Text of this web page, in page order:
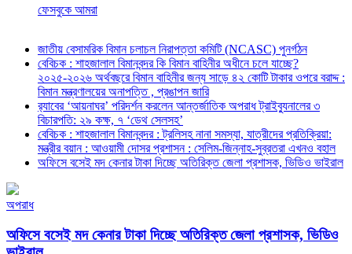
ফেসবুকে আমরা
জাতীয় বেসামরিক বিমান চলাচল নিরাপত্তা কমিটি (NCASC) পুনর্গঠন
বেবিচক : শাহজালাল বিমানবন্দর কি বিমান বাহিনীর অধীনে চলে যাচ্ছে?
২০২৫-২০২৬ অর্থবছরে বিমান বাহিনীর জন্য সাড়ে ৪২ কোটি টাকার ওপরে বরাদ্দ :
বিমান মন্ত্রণালয়ের অনাপত্তি , প্রঙাপন জারি
র‍্যাবের ‘আয়নাঘর’ পরিদর্শন করলেন আন্তর্জাতিক অপরাধ ট্রাইব্যুনালের ৩
বিচারপতি: ২৯ কক্ষ, ৭ ‘ডেথ সেলসহ’
বেবিচক : শাহজালাল বিমানবন্দর : ট্রলিসহ নানা সমস্যা, যাত্রীদের প্রতিক্রিয়া:
মন্ত্রীর বয়ান : আওয়ামী দোসর প্রশাসন : সেলিম-জিন্নাহ-সুব্রতরা এখনও বহাল
অফিসে বসেই মদ কেনার টাকা দিচ্ছে অতিরিক্ত জেলা প্রশাসক, ভিডিও ভাইরাল
অপরাধ
অফিসে বসেই মদ কেনার টাকা দিচ্ছে অতিরিক্ত জেলা প্রশাসক, ভিডিও